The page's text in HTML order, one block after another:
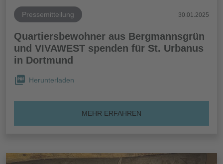
Pressemitteilung 30.01.2025
Quartiersbewohner aus Bergmannsgrün
und VIVAWEST spenden für St. Urbanus
in Dortmund
Herunterladen
MEHR ERFAHREN